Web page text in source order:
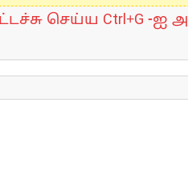
செய்ய Ctrl+G -ஐ